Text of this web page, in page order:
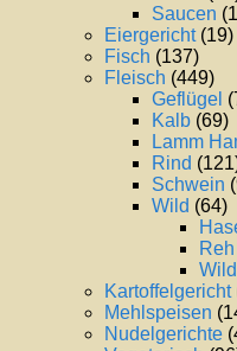
Saucen
Eiergericht(19)
Fisch (137)
Fleisch (449)
Geflügel
Kalb (69)
Lamm
Rind
Schwein
Wild (64)
Kartoffelgericht
Mehlspeisen
Nudelgerichte